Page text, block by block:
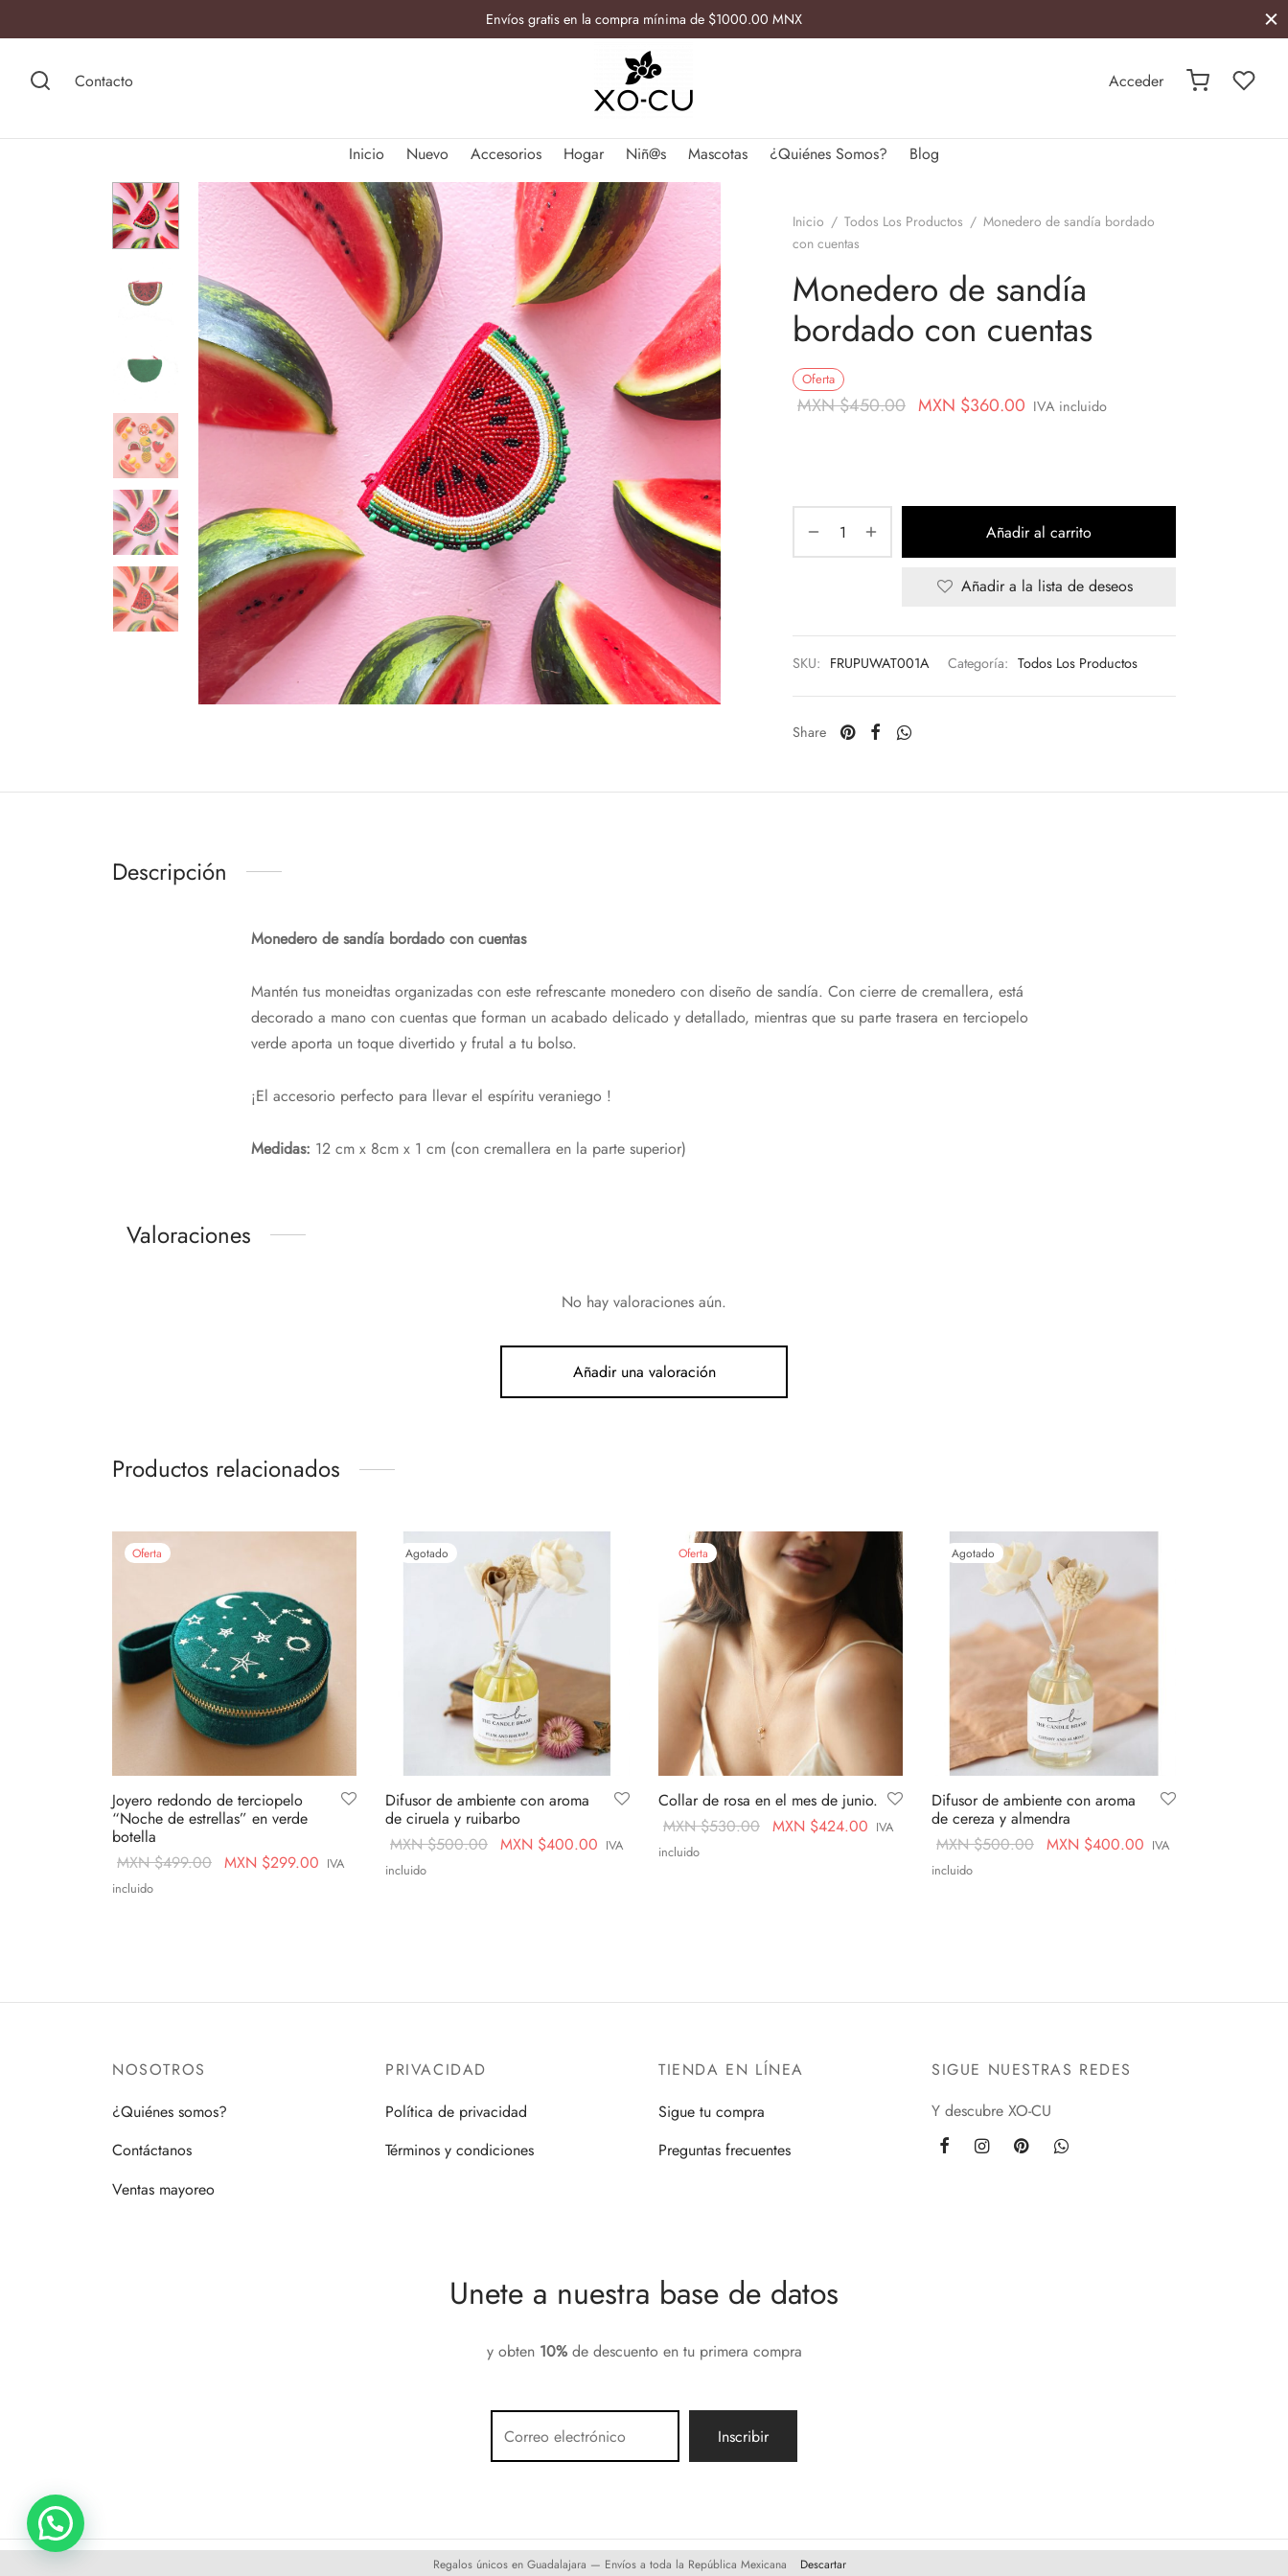
Regalos únicos en Guadalajara — Envíos a toda la República Mexicana Descartar
Envíos gratis en la compra mínima de $1000.00 MNX
Contacto Acceder
Inicio Nuevo Accesorios Hogar Niñ@s Mascotas ¿Quiénes Somos? Blog
Inicio / Todos Los Productos / Monedero de sandía bordado
con cuentas
Monedero de sandía
bordado con cuentas
Oferta
MXN $450.00 Original
MXN $360.00 Current
IVA incluido
Añadir al carrito
Añadir a la lista de deseos
SKU: FRUPUWAT001A Categoría: Todos Los Productos
Share
Descripción
Monedero de sandía bordado con cuentas
Mantén tus moneidtas organizadas con este refrescante monedero con diseño de sandía. Con cierre de cremallera, está
decorado a mano con cuentas que forman un acabado delicado y detallado, mientras que su parte trasera en terciopelo
verde aporta un toque divertido y frutal a tu bolso.
¡El accesorio perfecto para llevar el espíritu veraniego !
Medidas: 12 cm x 8cm x 1 cm (con cremallera en la parte superior)
Valoraciones
No hay valoraciones aún.
Añadir una valoración
Productos relacionados
Oferta
Joyero redondo de terciopelo
“Noche de estrellas” en verde
botella
MXN $499.00 Original
MXN $299.00 Current
IVA
incluido
Agotado
Difusor de ambiente con aroma
de ciruela y ruibarbo
MXN $500.00 Original
MXN $400.00 Current
IVA
incluido
Oferta
Collar de rosa en el mes de junio.
MXN $530.00 Original
MXN $424.00 Current
IVA
incluido
Agotado
Difusor de ambiente con aroma
de cereza y almendra
MXN $500.00 Original
MXN $400.00 Current
IVA
incluido
NOSOTROS
¿Quiénes somos?
Contáctanos
Ventas mayoreo
PRIVACIDAD
Política de privacidad
Términos y condiciones
TIENDA EN LÍNEA
Sigue tu compra
Preguntas frecuentes
SIGUE NUESTRAS REDES
Y descubre XO-CU
Unete a nuestra base de datos
y obten 10%de descuento en tu primera compra